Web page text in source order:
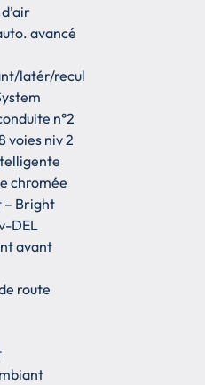
avancé
latér/recul
n°2
voies niv 2
chromée
– Bright
DEL
avant
route